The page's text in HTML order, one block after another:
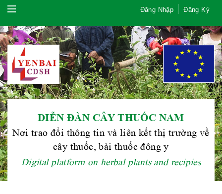
Đăng Nhập Đăng Ký
DIỄN ĐÀN CÂY THUỐC NAM
Nơi trao đổi thông tin và liên kết thị trường về
cây thuốc, bài thuốc đông y
Digital platform on herbal plants and recipies